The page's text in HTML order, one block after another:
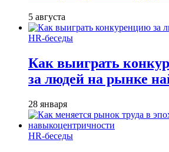
5 августа
HR-беседы
Как выиграть
за людей на рынке
28 января
HR-беседы